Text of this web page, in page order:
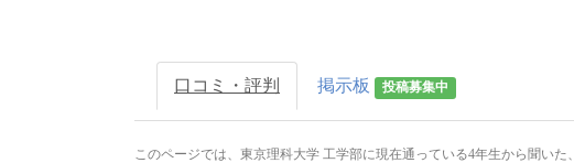
口コミ・評判 掲示板 投稿募集中
このページでは、東京理科大学 工学部に現在通っている4年生から聞いた、